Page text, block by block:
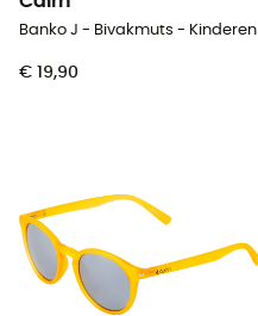
Banko J - Bivakmuts - Kinderen
€ 19,90